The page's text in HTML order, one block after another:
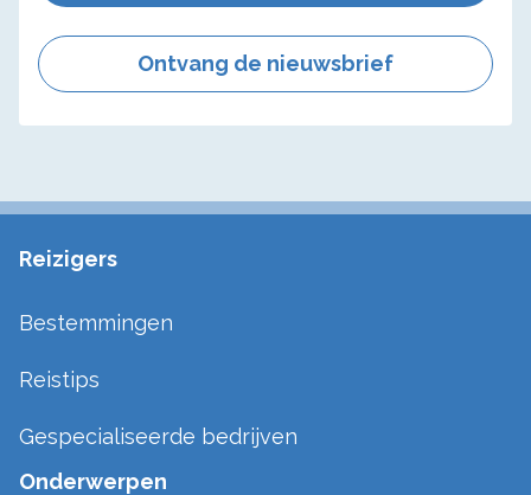
Ontvang de nieuwsbrief
Reizigers
Bestemmingen
Reistips
Gespecialiseerde bedrijven
Onderwerpen